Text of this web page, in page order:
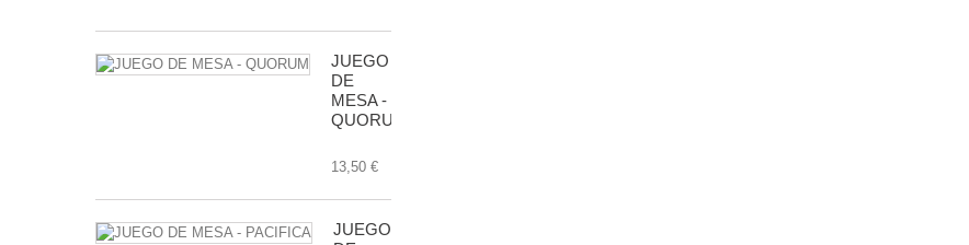
JUEGO
DE
MESA -
QUORUM
13,50 €
JUEGO